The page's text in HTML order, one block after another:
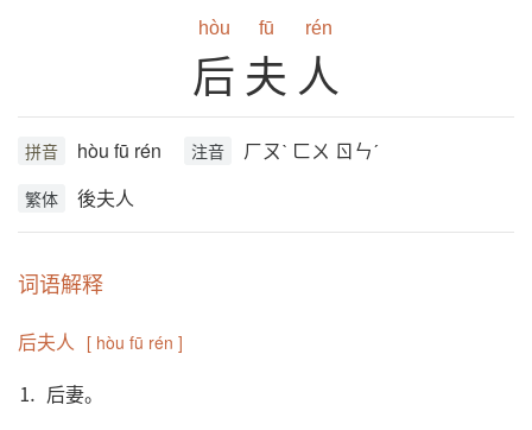
hòu fū rén
后夫人
拼音 hòu fū rén 注音 ㄏㄡˋ ㄈㄨ ㄖㄣˊ
繁体 後夫人
词语解释
后夫人 [ hòu fū rén ]
⒈ 后妻。